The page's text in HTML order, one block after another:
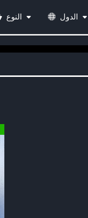
النوع الدول